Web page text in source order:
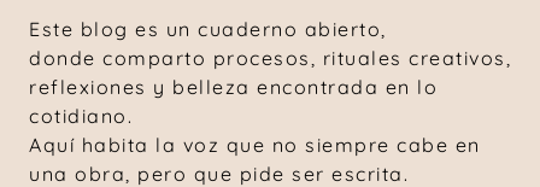
Este blog es un cuaderno abierto,
donde comparto procesos, rituales creativos,
reflexiones y belleza encontrada en lo
cotidiano.
Aquí habita la voz que no siempre cabe en
una obra, pero que pide ser escrita.